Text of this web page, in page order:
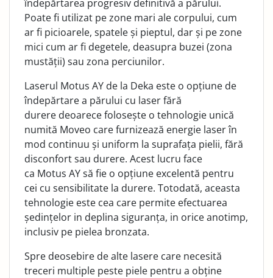
îndepărtarea progresiv definitivă a părului.
Poate fi utilizat pe zone mari ale corpului, cum
ar fi picioarele, spatele și pieptul, dar și pe zone
mici cum ar fi degetele, deasupra buzei (zona
mustății) sau zona perciunilor.
Laserul Motus AY de la Deka este o opțiune de
îndepărtare a părului cu laser fără
durere deoarece folosește o tehnologie unică
numită Moveo care furnizează energie laser în
mod continuu și uniform la suprafața pielii, fără
disconfort sau durere. Acest lucru face
ca Motus AY să fie o opțiune excelentă pentru
cei cu sensibilitate la durere. Totodată, aceasta
tehnologie este cea care permite efectuarea
ședințelor in deplina siguranța, in orice anotimp,
inclusiv pe pielea bronzata.
Spre deosebire de alte lasere care necesită
treceri multiple peste piele pentru a obține